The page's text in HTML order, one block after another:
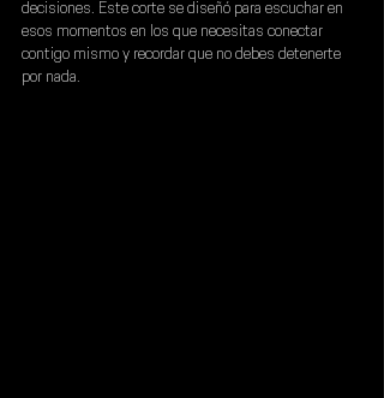
decisiones. Este corte se diseñó para escuchar en
esos momentos en los que necesitas conectar
contigo mismo y recordar que no debes detenerte
por nada.